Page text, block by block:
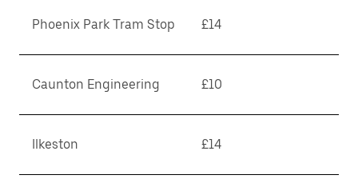
Phoenix Park Tram Stop £14
Caunton Engineering £10
Ilkeston £14